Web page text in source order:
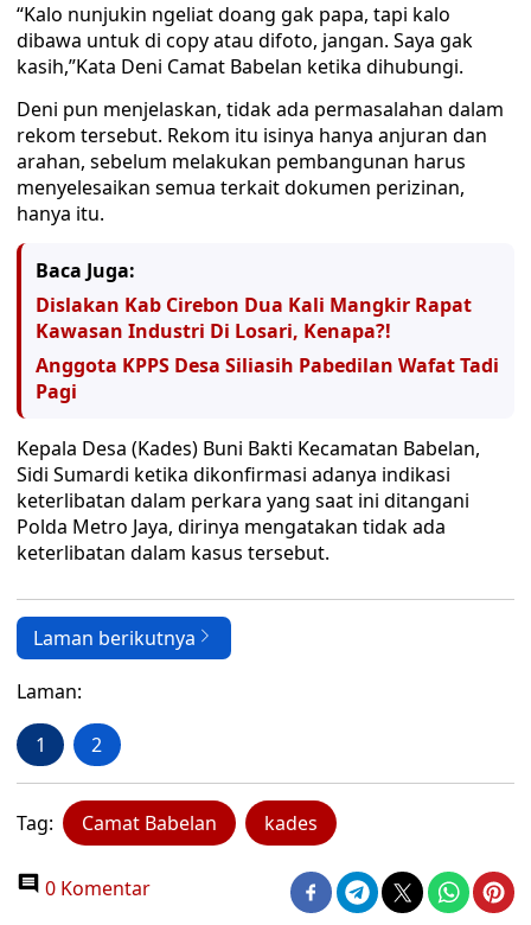
“Kalo nunjukin ngeliat doang gak papa, tapi kalo
dibawa untuk di copy atau difoto, jangan. Saya gak
kasih,”Kata Deni Camat Babelan ketika dihubungi.
Deni pun menjelaskan, tidak ada permasalahan dalam
rekom tersebut. Rekom itu isinya hanya anjuran dan
arahan, sebelum melakukan pembangunan harus
menyelesaikan semua terkait dokumen perizinan,
hanya itu.
Baca Juga:
Dislakan Kab Cirebon Dua Kali Mangkir Rapat
Kawasan Industri Di Losari, Kenapa?!
Anggota KPPS Desa Siliasih Pabedilan Wafat Tadi
Pagi
Kepala Desa (Kades) Buni Bakti Kecamatan Babelan,
Sidi Sumardi ketika dikonfirmasi adanya indikasi
keterlibatan dalam perkara yang saat ini ditangani
Polda Metro Jaya, dirinya mengatakan tidak ada
keterlibatan dalam kasus tersebut.
Laman berikutnya
Laman:
1 2
Tag: Camat Babelan kades
0 Komentar